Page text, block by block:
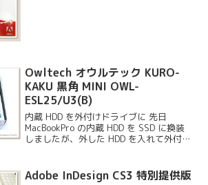
Owltech オウルテック KURO-
KAKU 黒角 MINI OWL-
ESL25/U3(B)
内蔵 HDD を外付けドライブに 先日
MacBookPro の内蔵 HDD を SSD に換装
しましたが、外した HDD を入れて外付け
ていますが、比較検討の結果こち...
Adobe InDesign CS3 特別提供版